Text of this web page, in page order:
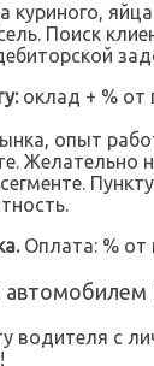
яйца
Поиск
оклад + % от
опыт
Желательно
Оплата: % от
водителя с